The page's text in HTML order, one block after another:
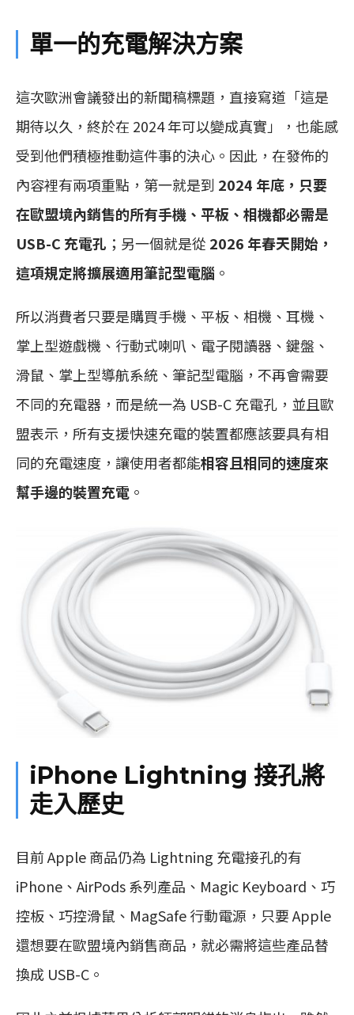
單一的充電解決方案
這次歐洲會議發出的新聞稿標題，直接寫道「這是
期待以久，終於在 2024 年可以變成真實」，也能感
受到他們積極推動這件事的決心。因此，在發佈的
內容裡有兩項重點，第一就是到 2024 年底，只要
在歐盟境內銷售的所有手機、平板、相機都必需是
USB-C 充電孔 ；另一個就是從 2026 年春天開始，
這項規定將擴展適用筆記型電腦 。
所以消費者只要是購買手機、平板、相機、耳機、
掌上型遊戲機、行動式喇叭、電子閱讀器、鍵盤、
滑鼠、掌上型導航系統、筆記型電腦，不再會需要
不同的充電器，而是統一為 USB-C 充電孔，並且歐
盟表示，所有支援快速充電的裝置都應該要具有相
同的充電速度，讓使用者都能相容且相同的速度來
幫手邊的裝置充電 。
iPhone Lightning 接孔將
走入歷史
目前 Apple 商品仍為 Lightning 充電接孔的有
iPhone、AirPods 系列產品、Magic Keyboard、巧
控板、巧控滑鼠、MagSafe 行動電源，只要 Apple
還想要在歐盟境內銷售商品，就必需將這些產品替
換成 USB-C。